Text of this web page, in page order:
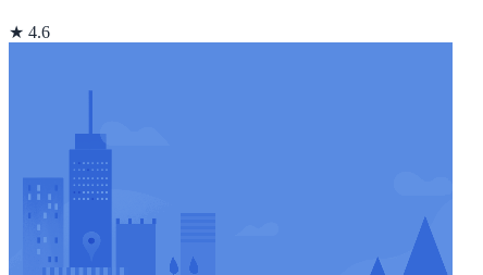
★ 4.6